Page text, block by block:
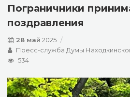
Пограничники
поздравления
28 май 2025
Пресс-служба Думы
534